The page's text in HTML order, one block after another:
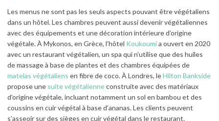
Les menus ne sont pas les seuls aspects pouvant être végétaliens
dans un hôtel. Les chambres peuvent aussi devenir végétaliennes
avec des équipements et une décoration intérieure d’origine
végétale. À Mykonos, en Grèce, l’hôtel Koukoumia ouvert en 2020
avec un restaurant végétalien, un spa qui n’utilise que des huiles
de massage à base de plantes et des chambres équipées de
matelas végétaliens en fibre de coco. À Londres, leHilton Bankside
propose une suite végétalienneconstruite avec des matériaux
d’origine végétale, incluant notamment un sol en bambou et des
coussins en cuir végétal à base d’ananas. Les clients peuvent
s’asseoir sur des sièges en cuir végétal dans le restaurant.